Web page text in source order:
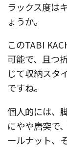
ラックス度は
ょうか。
このTABI
可能で、且つ
じて収納スタ
ですね。
個人的には、
にやや唐突で
ールナット、